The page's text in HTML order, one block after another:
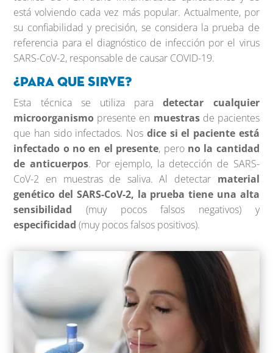
está volviendo cada vez más popular. Actualmente, por
su confiabilidad y precisión, se considera la prueba de
referencia para el diagnóstico de infección por el virus
SARS-CoV-2, responsable de causar COVID-19.
¿Para que sirve?
Esta técnica se utiliza paradetectar cualquier
microorganismo presente en muestrasde pacientes
que han sido infectados. Nos dice si el paciente está
infectado o no en el presente, pero no la cantidad
de anticuerpos. Por ejemplo, la detección de SARS-
CoV-2 en muestras de saliva. Al detectar material
genético del SARS-CoV-2, la prueba tiene una alta
sensibilidad (muy pocos falsos negativos) y
especificidad (muy pocos falsos positivos).